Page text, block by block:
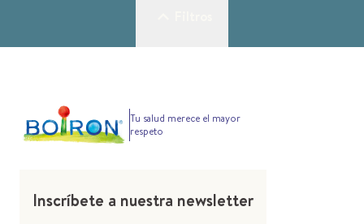
Tu salud merece el mayor
respeto
Inscríbete a nuestra newsletter